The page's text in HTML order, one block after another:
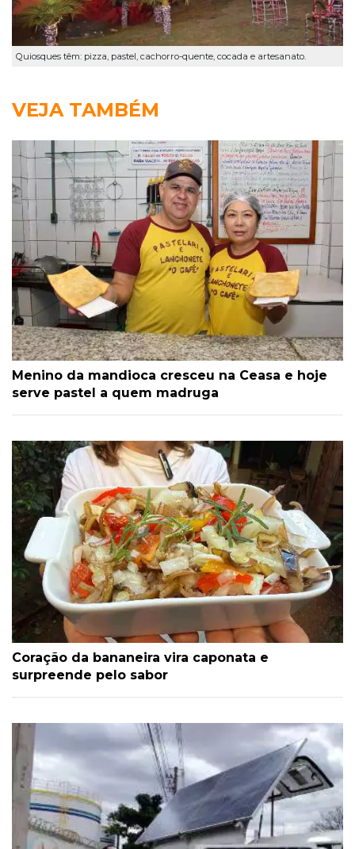
Quiosques têm: pizza, pastel, cachorro-quente, cocada e artesanato.
VEJA TAMBÉM
Menino da mandioca cresceu na Ceasa e hoje
serve pastel a quem madruga
Coração da bananeira vira caponata e
surpreende pelo sabor